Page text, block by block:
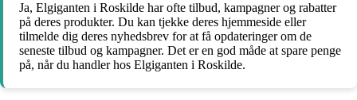
Ja, Elgiganten i Roskilde har ofte tilbud, kampagner og rabatter
på deres produkter. Du kan tjekke deres hjemmeside eller
tilmelde dig deres nyhedsbrev for at få opdateringer om de
seneste tilbud og kampagner. Det er en god måde at spare penge
på, når du handler hos Elgiganten i Roskilde.